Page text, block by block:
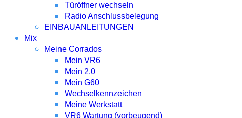
Türöffner wechseln
Radio Anschlussbelegung
EINBAUANLEITUNGEN
Mix
Meine Corrados
Mein VR6
Mein 2.0
Mein G60
Wechselkennzeichen
Meine Werkstatt
VR6 Wartung (vorbeugend)